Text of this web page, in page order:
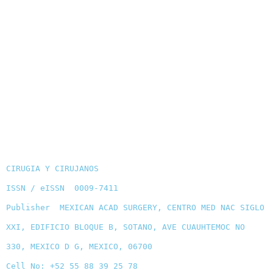
CIRUGIA Y CIRUJANOS
ISSN / eISSN 0009-7411
Publisher MEXICAN ACAD SURGERY, CENTRO MED NAC SIGLO
XXI, EDIFICIO BLOQUE B, SOTANO, AVE CUAUHTEMOC NO
330, MEXICO D G, MEXICO, 06700
Cell No: +52 55 88 39 25 78